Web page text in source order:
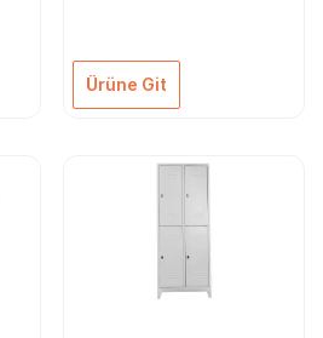
Ürüne Git